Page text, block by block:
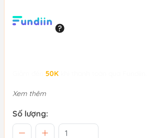
50K
Xem thêm
Số lượng: